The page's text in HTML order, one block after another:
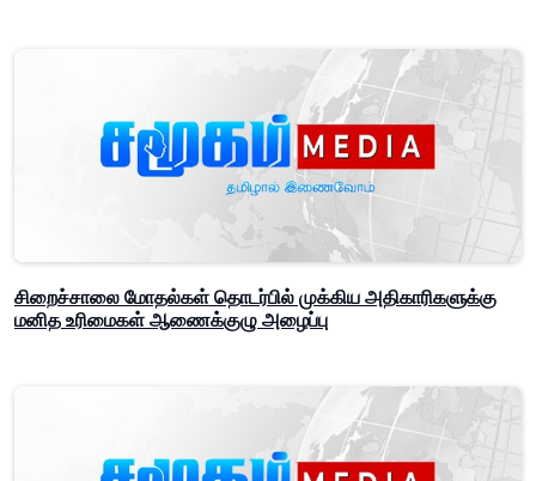
சிறைச்சாலை மோதல்கள் தொடர்பில் முக்கிய அதிகாரிகளுக்கு
மனித உரிமைகள் ஆணைக்குழு அழைப்பு